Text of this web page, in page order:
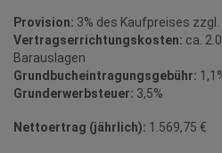
Provision: 3% des Kaufpreises zzgl.
Vertragserrichtungskosten: ca.
Barauslagen
Grundbucheintragungsgebühr:
Grunderwerbsteuer: 3,5%
Nettoertrag (jährlich): 1.569,75 €